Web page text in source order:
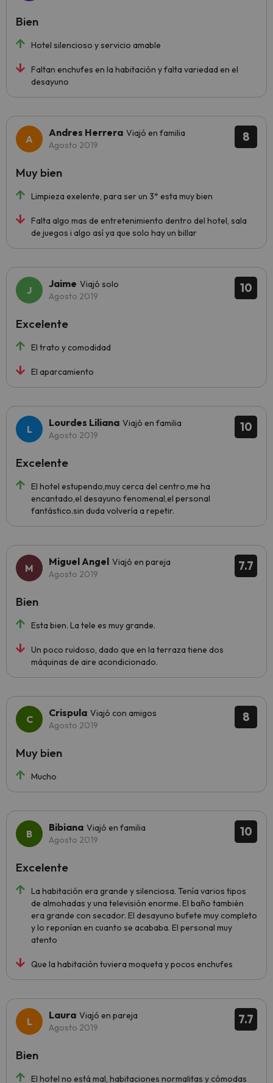
Hotel silencioso y servicio amable
Faltan enchufes en la habitación y falta variedad en el
desayuno
Bien
8
Andres Herrera Viajó en familia
Agosto 2019
Limpieza exelente, para ser un 3* esta muy bien
Falta algo mas de entretenimiento dentro del hotel, sala
de juegos i algo así ya que solo hay un billar
Muy bien
10
Jaime Viajó solo
Agosto 2019
El trato y comodidad
El aparcamiento
Excelente
10
Lourdes Liliana Viajó en familia
Agosto 2019
El hotel estupendo,muy cerca del centro,me ha
encantado,el desayuno fenomenal,el personal
fantástico.sin duda volvería a repetir.
Excelente
7.7
Miguel Angel Viajó en pareja
Agosto 2019
Esta bien. La tele es muy grande.
Un poco ruidoso, dado que en la terraza tiene dos
máquinas de aire acondicionado.
Bien
8
Crispula Viajó con amigos
Agosto 2019
Mucho
Muy bien
10
Bibiana Viajó en familia
Agosto 2019
La habitación era grande y silenciosa. Tenía varios tipos
de almohadas y una televisión enorme. El baño también
era grande con secador. El desayuno bufete muy completo
y lo reponían en cuanto se acababa. El personal muy
atento
Que la habitación tuviera moqueta y pocos enchufes
Excelente
7.7
Laura Viajó en pareja
Agosto 2019
El hotel no está mal, habitaciones normalitas y cómodas
Bien